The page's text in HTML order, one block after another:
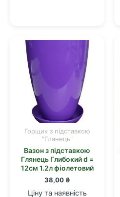
Горщик з підставкою
"Глянець"
Вазон з підставкою
Глянець Глибокий d =
12см 1.2л фіолетовий
38,00 ₴
Ціну та наявність